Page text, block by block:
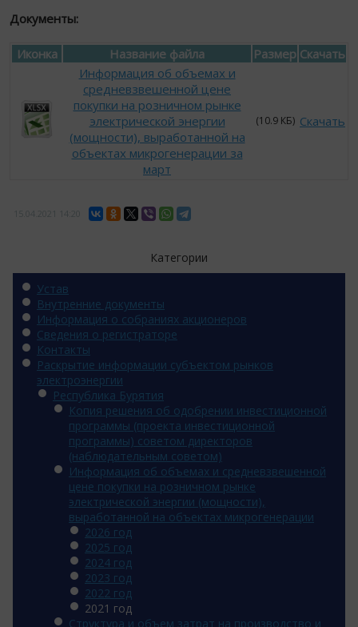
Документы:
Иконка Название файла Размер Скачать
Информация об объемах и
средневзвешенной цене
покупки на розничном рынке
электрической энергии
(мощности), выработанной на
объектах микрогенерации за
март
(10.9 КБ) Скачать
Категории
Устав
Внутренние документы
Информация о собраниях акционеров
Сведения о регистраторе
Контакты
Раскрытие информации субъектом рынков
электроэнергии
Республика Бурятия
Копия решения об одобрении инвестиционной
программы (проекта инвестиционной
программы) советом директоров
(наблюдательным советом)
Информация об объемах и средневзвешенной
цене покупки на розничном рынке
электрической энергии (мощности),
выработанной на объектах микрогенерации
2026 год
2025 год
2024 год
2023 год
2022 год
2021 год
Структура и объем затрат на производство и